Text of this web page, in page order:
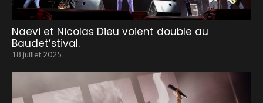
Naevi et Nicolas Dieu voient double au
Baudet’stival.
18 juillet 2025